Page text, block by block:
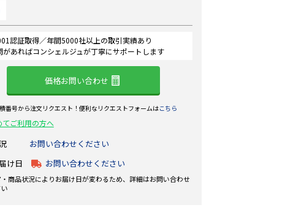
認証取得／年間5000社以上の取引実績あり
があればコンシェルジュが丁寧にサポートします
価格お問い合わせ
番号から注文リクエスト！便利なリクエストフォームはこちら
てご利用の方へ
お問い合わせください
け日
お問い合わせください
商品状況によりお届け日が変わるため、詳細はお問い合わせ